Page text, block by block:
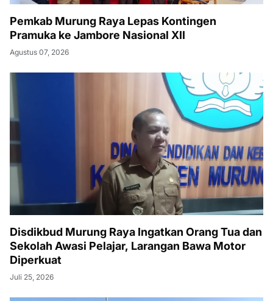
Pemkab Murung Raya Lepas Kontingen
Pramuka ke Jambore Nasional XII
Agustus 07, 2026
Disdikbud Murung Raya Ingatkan Orang Tua dan
Sekolah Awasi Pelajar, Larangan Bawa Motor
Diperkuat
Juli 25, 2026